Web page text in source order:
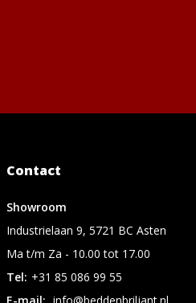
Contact
Showroom
Industrielaan 9, 5721 BC Asten
Ma t/m Za - 10.00 tot 17.00
Tel: +31 85 086 99 55